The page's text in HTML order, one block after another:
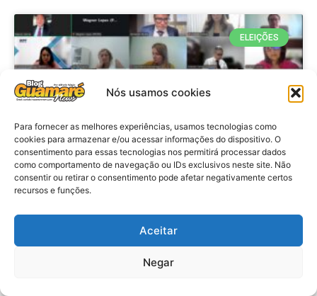
Nós usamos cookies
Para fornecer as melhores experiências, usamos tecnologias como
cookies para armazenar e/ou acessar informações do dispositivo. O
consentimento para essas tecnologias nos permitirá processar dados
como comportamento de navegação ou IDs exclusivos neste site. Não
consentir ou retirar o consentimento pode afetar negativamente certos
recursos e funções.
Aceitar
Negar
ELEIÇÕES
Eleições 2026: procuradores e
promotores eleitorais realizam
reunião de alinhamento no RN